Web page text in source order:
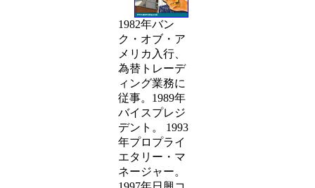
1982年バン
ク・オブ・ア
メリカ入行、
為替トレーデ
ィング業務に
従事。1989年
バイスプレジ
デント。 1993
年プロプライ
エタリー・マ
ネージャー。